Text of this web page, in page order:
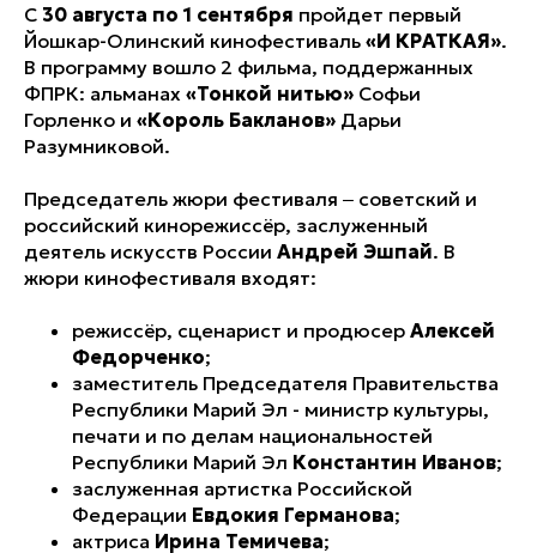
С 30 августа по 1 сентября пройдет первый
Йошкар-Олинский кинофестиваль «И КРАТКАЯ».
В программу вошло 2 фильма, поддержанных
ФПРК: альманах «Тонкой нитью» Софьи
Горленко и «Король Бакланов» Дарьи
Разумниковой.
Председатель жюри фестиваля ‒ советский и
российский кинорежиссёр, заслуженный
деятель искусств России Андрей Эшпай. В
жюри кинофестиваля входят:
режиссёр, сценарист и продюсер Алексей
Федорченко;
заместитель Председателя Правительства
Республики Марий Эл - министр культуры,
печати и по делам национальностей
Республики Марий Эл Константин Иванов;
заслуженная артистка Российской
Федерации Евдокия Германова;
актриса Ирина Темичева;